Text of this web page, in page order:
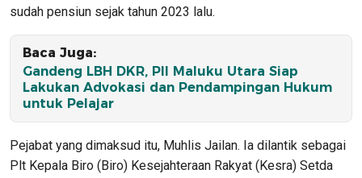
sudah pensiun sejak tahun 2023 lalu.
Baca Juga:
Gandeng LBH DKR, PII Maluku Utara Siap
Lakukan Advokasi dan Pendampingan Hukum
untuk Pelajar
Pejabat yang dimaksud itu, Muhlis Jailan. Ia dilantik sebagai
Plt Kepala Biro (Biro) Kesejahteraan Rakyat (Kesra) Setda